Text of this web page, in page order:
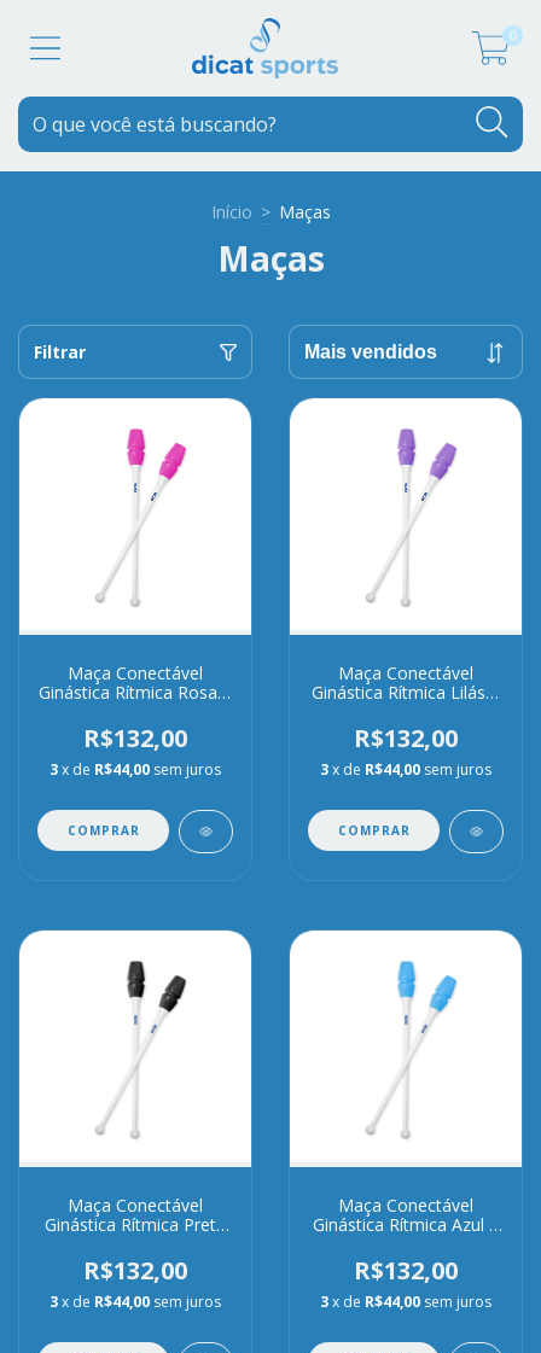
0
Início > Maças
Maças
Filtrar
Maça Conectável
Ginástica Rítmica Rosa e
R$132,00
3x de R$44,00 sem juros
COMPRAR
Maça Conectável
Ginástica Rítmica Lilás e
R$132,00
3x de R$44,00 sem juros
COMPRAR
Maça Conectável
Ginástica Rítmica Preta
R$132,00
3x de R$44,00 sem juros
Maça Conectável
Ginástica Rítmica Azul e
R$132,00
3x de R$44,00 sem juros